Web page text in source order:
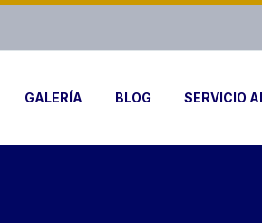
GALERÍA BLOG SERVICIO